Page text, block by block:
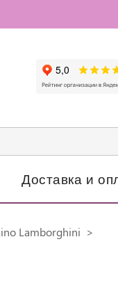
Доставка и
Lamborghini